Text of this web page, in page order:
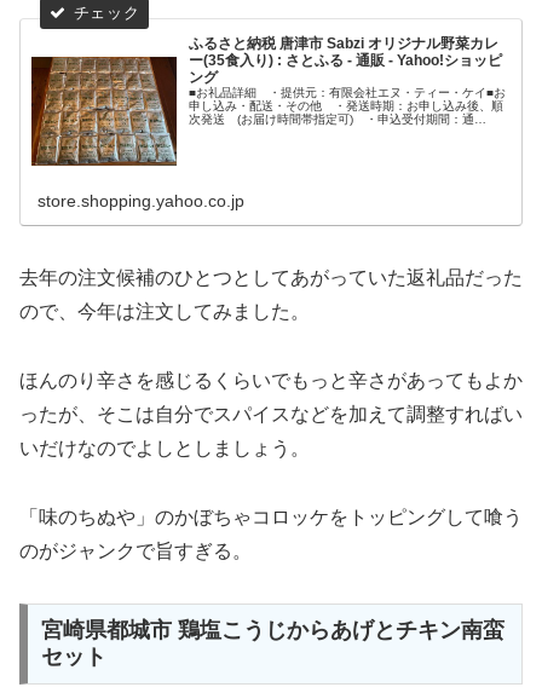
ふるさと納税 唐津市 Sabzi オリジナル野菜カレ
ー(35食入り) : さとふる - 通販 - Yahoo!ショッピ
ング
■お礼品詳細 ・提供元：有限会社エヌ・ティー・ケイ■お
申し込み・配送・その他 ・発送時期：お申し込み後、順
次発送 (お届け時間帯指定可) ・申込受付期間：通
store.shopping.yahoo.co.jp
去年の注文候補のひとつとしてあがっていた返礼品だった
ので、今年は注文してみました。
ほんのり辛さを感じるくらいでもっと辛さがあってもよか
ったが、そこは自分でスパイスなどを加えて調整すればい
いだけなのでよしとしましょう。
「味のちぬや」のかぼちゃコロッケをトッピングして喰う
のがジャンクで旨すぎる。
宮崎県都城市 鶏塩こうじからあげとチキン南蛮
セット